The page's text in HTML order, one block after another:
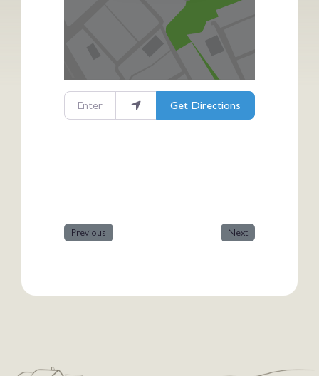
Enter your location
Get Directions
Previous Next